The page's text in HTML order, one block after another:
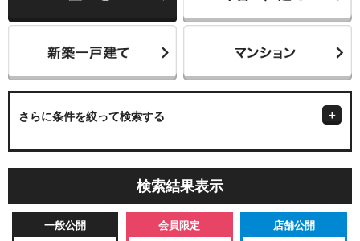
さらに条件を絞って検索する
検索結果表示
一般公開 会員限定 店舗公開